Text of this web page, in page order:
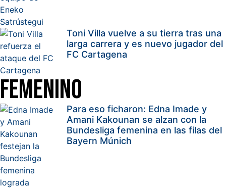
Toni Villa vuelve a su tierra tras una
larga carrera y es nuevo jugador del
FC Cartagena
Femenino
Para eso ficharon: Edna Imade y
Amani Kakounan se alzan con la
Bundesliga femenina en las filas del
Bayern Múnich